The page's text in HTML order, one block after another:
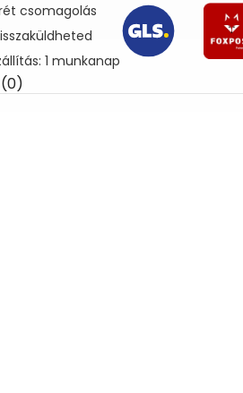
csomagolás
1 munkanap